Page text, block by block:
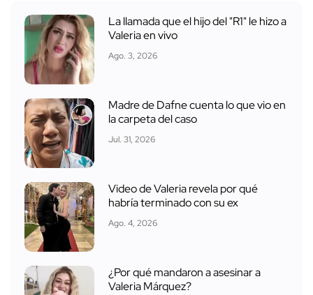
La llamada que el hijo del "R1" le hizo a
Valeria en vivo
Ago. 3, 2026
Madre de Dafne cuenta lo que vio en
la carpeta del caso
Jul. 31, 2026
Video de Valeria revela por qué
habría terminado con su ex
Ago. 4, 2026
¿Por qué mandaron a asesinar a
Valeria Márquez?